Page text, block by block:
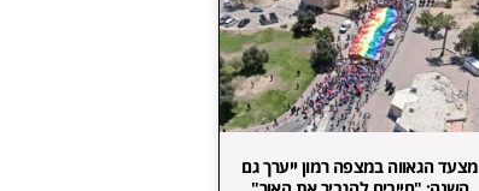
מצעד הגאווה במצפה רמון ייערך גם